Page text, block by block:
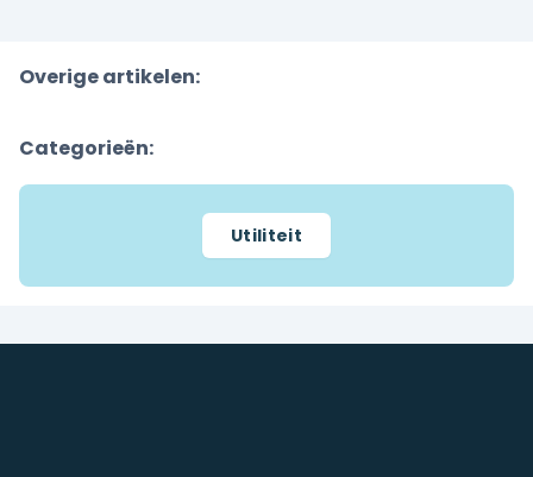
Overige artikelen:
Categorieën:
Utiliteit